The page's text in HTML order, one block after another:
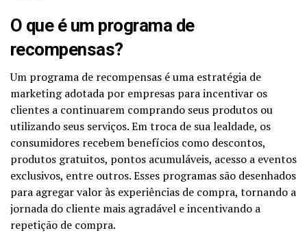
O que é um programa de
recompensas?
Um programa de recompensas é uma estratégia de
marketing adotada por empresas para incentivar os
clientes a continuarem comprando seus produtos ou
utilizando seus serviços. Em troca de sua lealdade, os
consumidores recebem benefícios como descontos,
produtos gratuitos, pontos acumuláveis, acesso a eventos
exclusivos, entre outros. Esses programas são desenhados
para agregar valor às experiências de compra, tornando a
jornada do cliente mais agradável e incentivando a
repetição de compra.